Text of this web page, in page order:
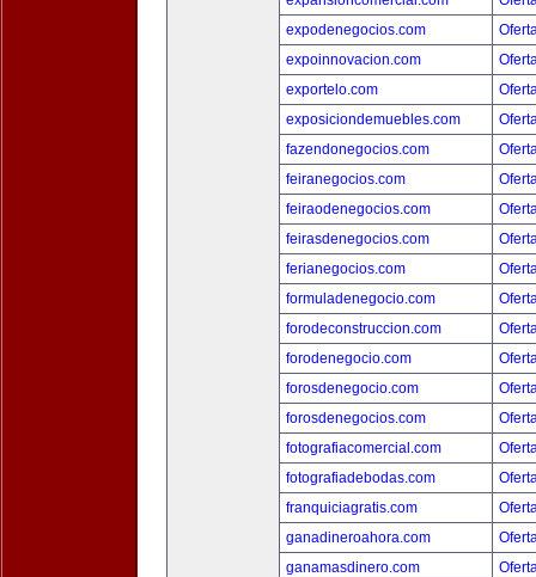
expodenegocios.com
expoinnovacion.com
exportelo.com
exposiciondemuebles.com
fazendonegocios.com
feiranegocios.com
feiraodenegocios.com
feirasdenegocios.com
ferianegocios.com
formuladenegocio.com
forodeconstruccion.com
forodenegocio.com
forosdenegocio.com
forosdenegocios.com
fotografiacomercial.com
fotografiadebodas.com
franquiciagratis.com
ganadineroahora.com
ganamasdinero.com